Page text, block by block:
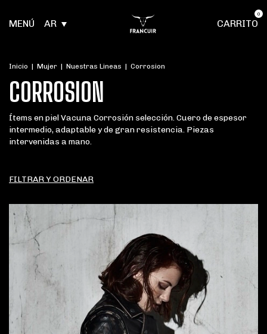
MENÚ AR CARRITO
0
Inicio | Mujer | Nuestras Lineas | Corrosion
CORROSION
Ítems en piel Vacuna Corrosión selección. Cuero de espesor
intermedio, adaptable y de gran resistencia. Piezas
intervenidas a mano.
FILTRAR Y ORDENAR